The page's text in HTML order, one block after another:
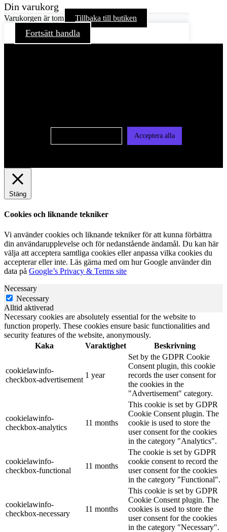
Din varukorg
Varukorgen är tom Tillbaka till butiken
Fortsätt handla
Acceptera alla
Stäng
Cookies och liknande tekniker
Vi använder cookies och liknande tekniker för att kunna förbättra
din användarupplevelse och för nedanstående ändamål. Du kan här
välja att acceptera samtliga cookies eller anpassa vilka cookies du
accepterar eller inte. Läs gärna med om hur Google använder din
data på Google’s Privacy & Terms site
Necessary
Necessary
Alltid aktiverad
Necessary cookies are absolutely essential for the website to
function properly. These cookies ensure basic functionalities and
security features of the website, anonymously.
Kaka
Varaktighet Beskrivning
cookielawinfo-
checkbox-advertisement
1 year
Set by the GDPR Cookie
Consent plugin, this cookie
records the user consent for
the cookies in the
"Advertisement" category.
cookielawinfo-
checkbox-analytics
11 months
This cookie is set by GDPR
Cookie Consent plugin. The
cookie is used to store the
user consent for the cookies
in the category "Analytics".
cookielawinfo-
checkbox-functional
11 months
The cookie is set by GDPR
cookie consent to record the
user consent for the cookies
in the category "Functional".
cookielawinfo-
checkbox-necessary
11 months
This cookie is set by GDPR
Cookie Consent plugin. The
cookies is used to store the
user consent for the cookies
in the category "Necessary".